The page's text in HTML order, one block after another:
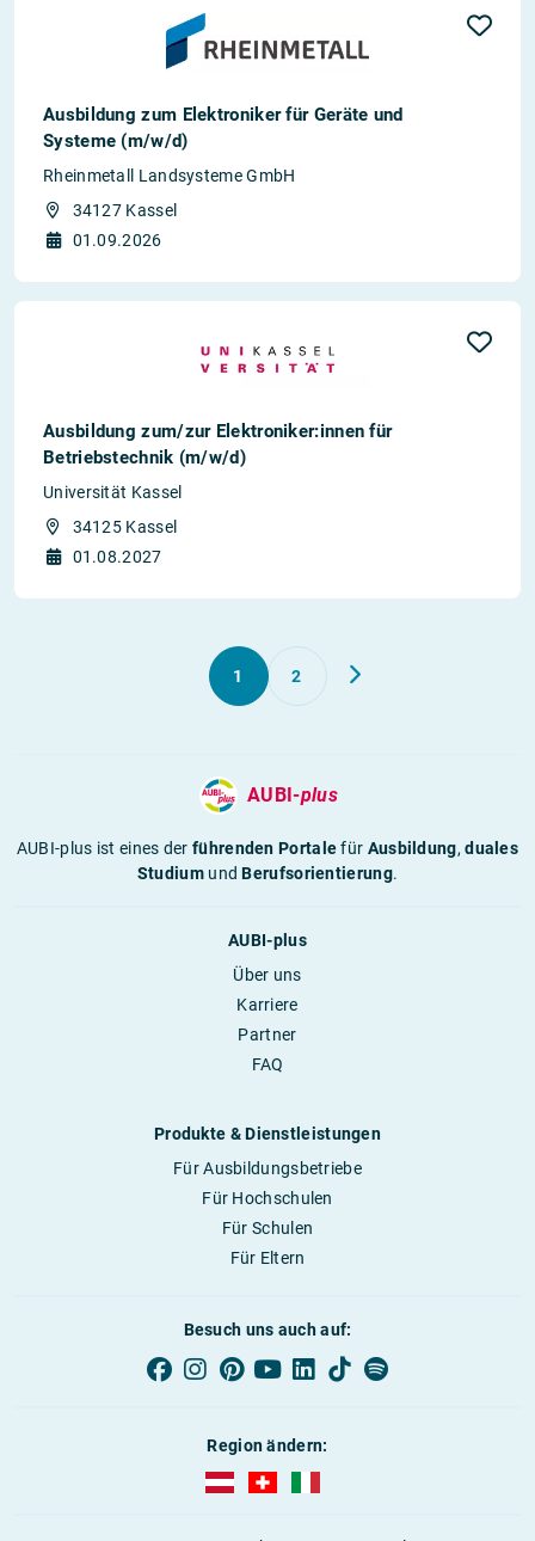
Ausbildung zum Elektroniker für Geräte und
Systeme (m/w/d)
Rheinmetall Landsysteme GmbH
34127 Kassel
01.09.2026
Ausbildung zum/zur Elektroniker:innen für
Betriebstechnik (m/w/d)
Universität Kassel
34125 Kassel
01.08.2027
1 2
AUBI-plus
AUBI-plus ist eines derführenden Portalefür Ausbildung,duales
StudiumundBerufsorientierung.
AUBI-plus
Über uns
Karriere
Partner
FAQ
Produkte & Dienstleistungen
Für Ausbildungsbetriebe
Für Hochschulen
Für Schulen
Für Eltern
Besuch uns auch auf:
Region ändern:
AUBI-plus Österreich (deutsch)